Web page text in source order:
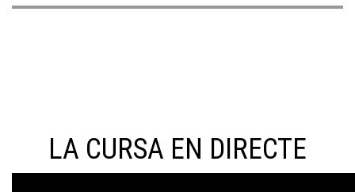
LA CURSA EN DIRECTE